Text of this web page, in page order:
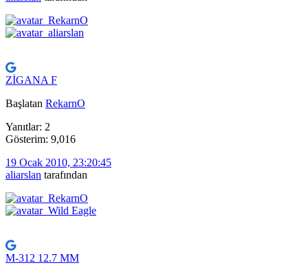
ZİGANA F
Başlatan RekarnO
Yanıtlar: 2
Gösterim: 9,016
19 Ocak 2010, 23:20:45
aliarslan tarafından
M-312 12.7 MM